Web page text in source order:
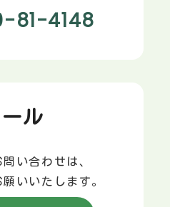
81-4148
ール
い合わせは、
いいたします。